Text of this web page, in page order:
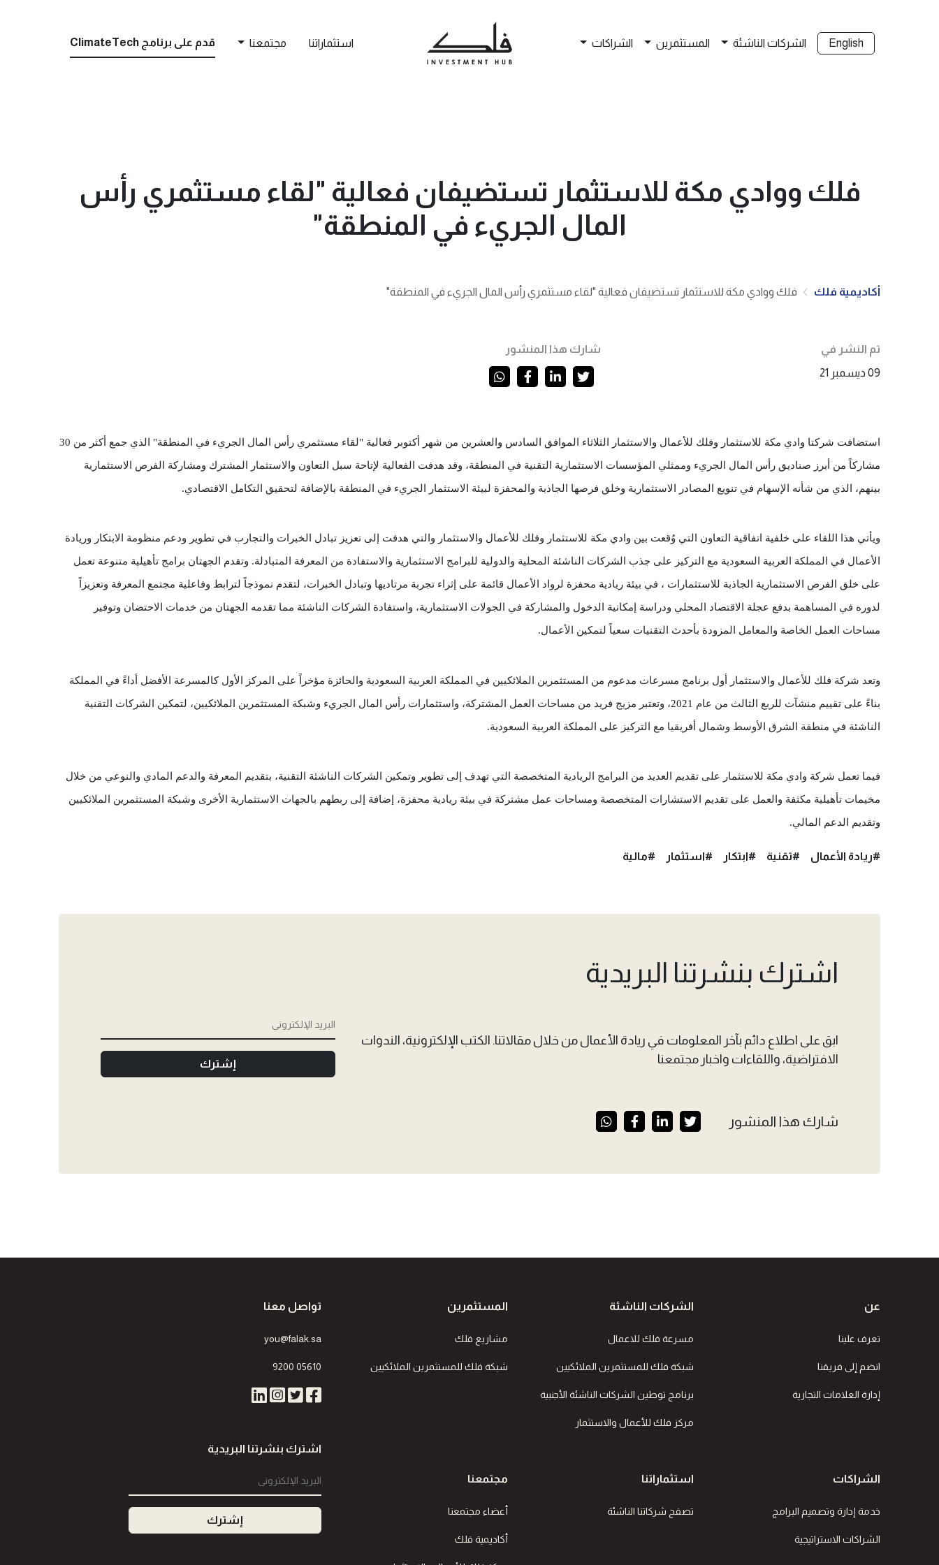
English الشركات الناشئة المستثمرين الشراكات استثماراتنا مجتمعنا قدم على برنامج ClimateTech
فلك ووادي مكة للاستثمار تستضيفان فعالية "لقاء مستثمري رأس
المال الجريء في المنطقة"
أكاديمية فلك فلك ووادي مكة للاستثمار تستضيفان فعالية "لقاء مستثمري رأس المال الجريء في المنطقة"
تم النشر في
09 ديسمبر 21
شارك هذا المنشور
بينهم، الذي من شأنه الإسهام في تنويع المصادر الاستثمارية وخلق فرصها الجاذبة والمحفزة لبيئة الاستثمار الجريء في المنطقة بالإضافة لتحقيق التكامل الاقتصادي.
مساحات العمل الخاصة والمعامل المزودة بأحدث التقنيات سعياً لتمكين الأعمال.
الناشئة في منطقة الشرق الأوسط وشمال أفريقيا مع التركيز على المملكة العربية السعودية.
وتقديم الدعم المالي.
#ريادة الأعمال #تقنية #ابتكار #استثمار #مالية
اشترك بنشرتنا البريدية
ابق على اطلاع دائم بآخر المعلومات في ريادة الأعمال من خلال مقالاتنا. الكتب الإلكترونية، الندوات
الافتراضية، واللقاءات واخبار مجتمعنا
شارك هذا المنشور
إشترك
عن
تعرف علينا
انضم إلى فريقنا
إدارة العلامات التجارية
الشركات الناشئة
مسرعة فلك للاعمال
شبكة فلك للمستثمرين الملائكيين
برنامج توطين الشركات الناشئة الأجنبية
مركز فلك للأعمال والاستثمار
المستثمرين
مشاريع فلك
شبكة فلك للمستثمرين الملائكيين
الشراكات
خدمة إدارة وتصميم البرامج
الشراكات الاستراتيجية
استثماراتنا
تصفح شركاتنا الناشئة
مجتمعنا
أعضاء مجتمعنا
أكاديمية فلك
تواصل معنا
you@falak.sa
9200 05610
اشترك بنشرتنا البريدية
إشترك